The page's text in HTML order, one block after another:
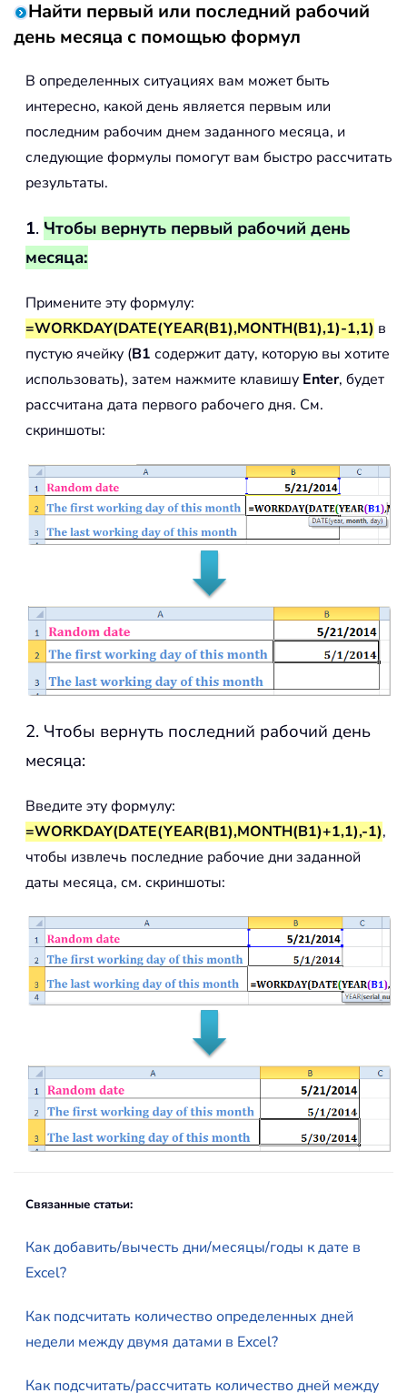
Найти первый или последний рабочий
день месяца с помощью формул
В определенных ситуациях вам может быть
интересно, какой день является первым или
последним рабочим днем заданного месяца, и
следующие формулы помогут вам быстро рассчитать
результаты.
1. Чтобы вернуть первый рабочий день
месяца:
Примените эту формулу:
=WORKDAY(DATE(YEAR(B1),MONTH(B1),1)-1,1) в
пустую ячейку (B1 содержит дату, которую вы хотите
использовать), затем нажмите клавишу Enter, будет
рассчитана дата первого рабочего дня. См.
скриншоты:
2. Чтобы вернуть последний рабочий день
месяца:
Введите эту формулу:
=WORKDAY(DATE(YEAR(B1),MONTH(B1)+1,1),-1),
чтобы извлечь последние рабочие дни заданной
даты месяца, см. скриншоты:
Связанные статьи:
Как добавить/вычесть дни/месяцы/годы к дате в
Excel?
Как подсчитать количество определенных дней
недели между двумя датами в Excel?
Как подсчитать/рассчитать количество дней между